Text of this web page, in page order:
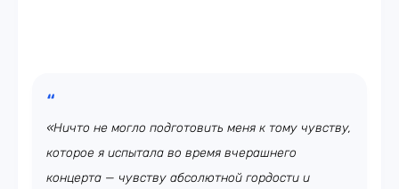
«Ничто не могло подготовить меня к тому чувству,
которое я испытала во время вчерашнего
концерта — чувству абсолютной гордости и